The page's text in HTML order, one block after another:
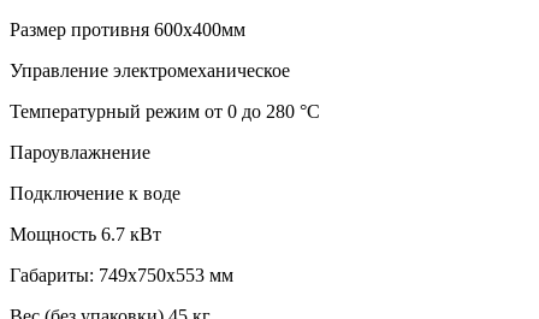
Размер противня 600х400мм
Управление электромеханическое
Температурный режим от 0 до 280 °С
Пароувлажнение
Подключение к воде
Мощность 6.7 кВт
Габариты: 749х750х553 мм